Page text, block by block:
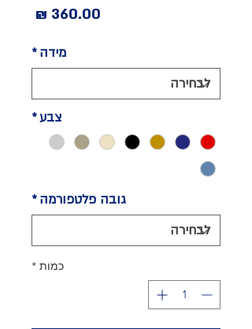
מידה *
צבע*
גובה פלטפורמה *
כמות *